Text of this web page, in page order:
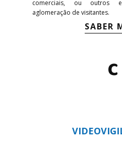
comerciais, ou outros
aglomeração de visitantes.
SABER
C